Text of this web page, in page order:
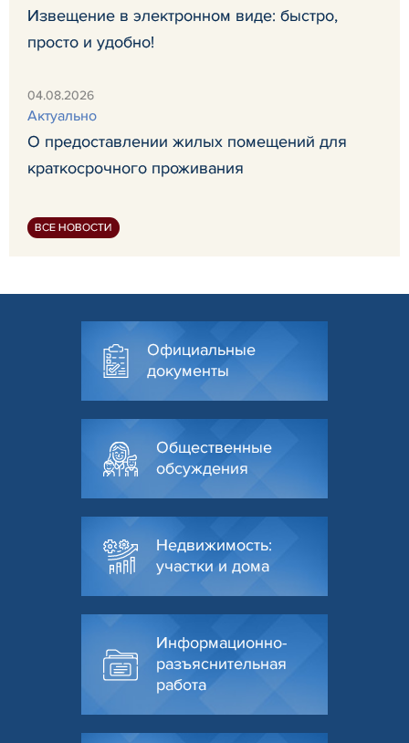
Извещение в электронном виде: быстро,
просто и удобно!
04.08.2026
Актуально
О предоставлении жилых помещений для
краткосрочного проживания
ВСЕ НОВОСТИ
Официальные
документы
Общественные
обсуждения
Недвижимость:
участки и дома
Информационно-
разъяснительная
работа